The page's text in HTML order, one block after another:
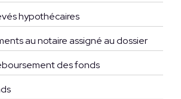
hypothécaires
au notaire assigné au dossier
des fonds